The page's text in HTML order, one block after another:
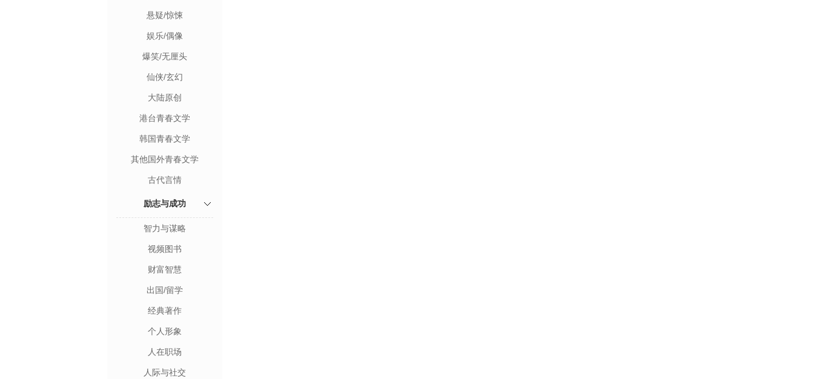
悬疑/惊悚
娱乐/偶像
爆笑/无厘头
仙侠/玄幻
大陆原创
港台青春文学
韩国青春文学
其他国外青春文学
古代言情
励志与成功
智力与谋略
视频图书
财富智慧
出国/留学
经典著作
个人形象
人在职场
人际与社交